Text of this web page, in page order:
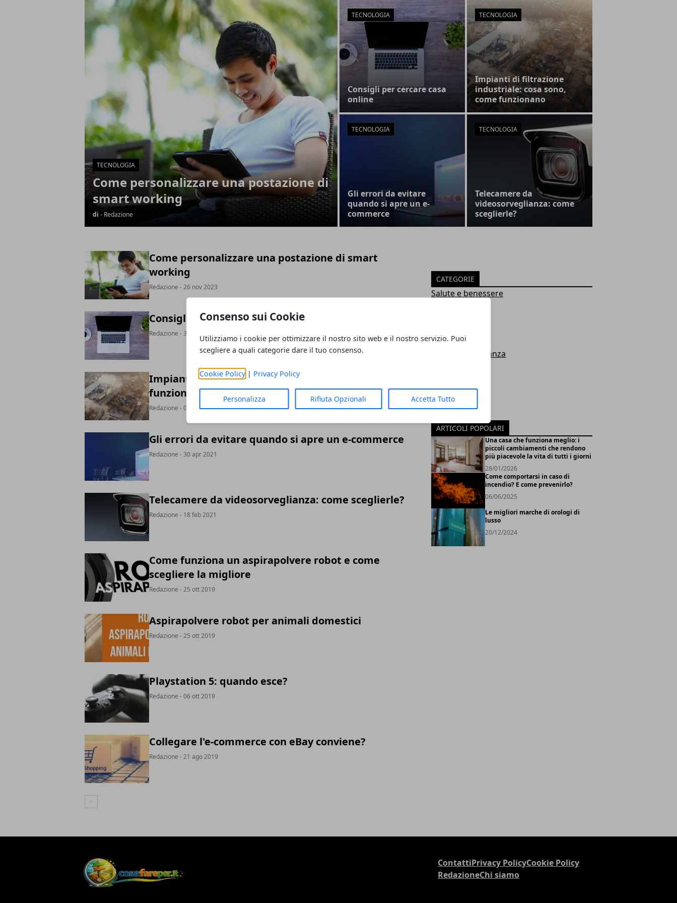
Consenso sui Cookie
Utilizziamo i cookie per ottimizzare il nostro sito web e il nostro servizio. Puoi
scegliere a quali categorie dare il tuo consenso.
Cookie Policy| Privacy Policy
Personalizza Rifiuta Opzionali Accetta Tutto
Articoli in Evidenza
TECNOLOGIA
Come personalizzare una postazione di
smart working
di - Redazione
TECNOLOGIA
Consigli per cercare casa
online
TECNOLOGIA
Impianti di filtrazione
industriale: cosa sono,
come funzionano
TECNOLOGIA
Gli errori da evitare
quando si apre un e-
commerce
TECNOLOGIA
Telecamere da
videosorveglianza: come
sceglierle?
Come personalizzare una postazione di smart
working
Redazione - 26 nov 2023
Consigli per cercare casa online
Redazione - 31 ott 2022
Impianti di filtrazione industriale: cosa sono, come
funzionano
Redazione - 09 ago 2022
Gli errori da evitare quando si apre un e-commerce
Redazione - 30 apr 2021
Telecamere da videosorveglianza: come sceglierle?
Redazione - 18 feb 2021
Come funziona un aspirapolvere robot e come
scegliere la migliore
Redazione - 25 ott 2019
Aspirapolvere robot per animali domestici
Redazione - 25 ott 2019
Playstation 5: quando esce?
Redazione - 06 ott 2019
Collegare l'e-commerce con eBay conviene?
Redazione - 21 ago 2019
Articolo Successivo
CATEGORIE
Salute e benessere
Servizi
Economia e finanza
Tempo libero
Relazioni
ARTICOLI POPOLARI
Una casa che funziona meglio: i
piccoli cambiamenti che rendono
più piacevole la vita di tutti i giorni
28/01/2026
Come comportarsi in caso di
incendio? E come prevenirlo?
06/06/2025
Le migliori marche di orologi di
lusso
20/12/2024
ContattiPrivacy PolicyCookie Policy
RedazioneChi siamo